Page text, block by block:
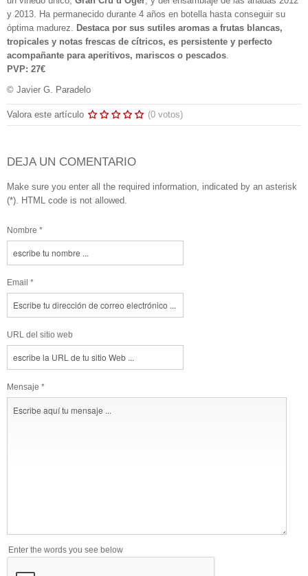
y 2013. Ha permanecido durante 4 años en botella hasta conseguir su
óptima madurez. Destaca por sus sutiles aromas a frutas blancas,
tropicales y notas frescas de cítricos, es persistente y perfecto
acompañante para aperitivos, mariscos o pescados
PVP: 27€
© Javier G. Paradelo
Valora este artículo (0 votos)
DEJA UN COMENTARIO
Make sure you enter all the required information, indicated by an asterisk
(*). HTML code is not allowed.
Nombre *
Email *
URL del sitio web
Mensaje *
Enter the words you see below